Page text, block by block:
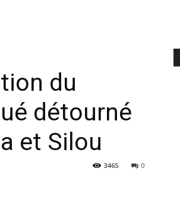
du
détourné
et Silou
0
3465